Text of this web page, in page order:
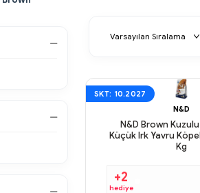
SKT: 10.2027
N&D
N&D Brown
Küçük Irk Yavru
Kg
+2
hediye